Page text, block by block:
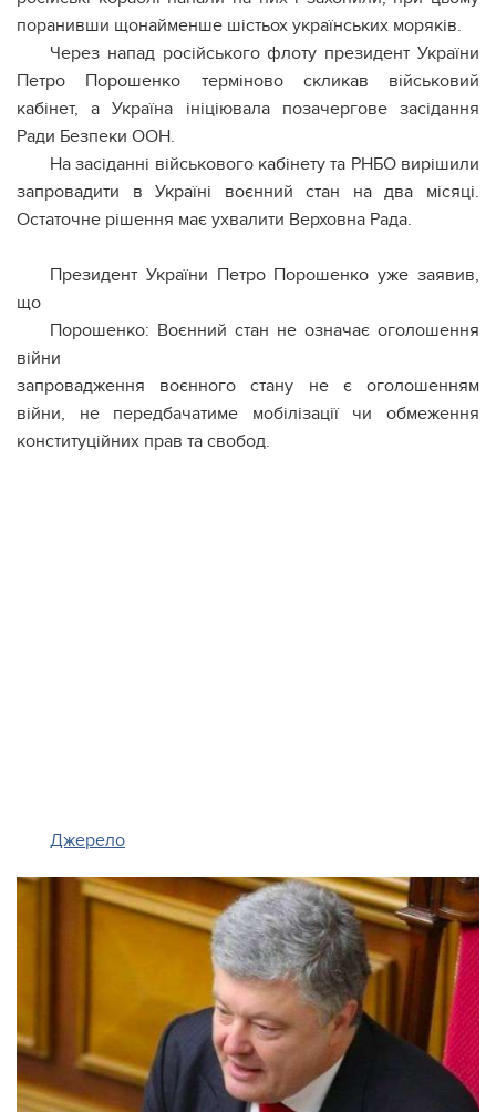
поранивши щонайменше шістьох українських моряків.
Через напад російського флоту президент України
Петро Порошенко терміново скликав військовий
кабінет, а Україна ініціювала позачергове засідання
Ради Безпеки ООН.
На засіданні військового кабінету та РНБО вирішили
запровадити в Україні воєнний стан на два місяці.
Остаточне рішення має ухвалити Верховна Рада.
Президент України Петро Порошенко уже заявив,
що
Порошенко: Воєнний стан не означає оголошення
війни
запровадження воєнного стану не є оголошенням
війни, не передбачатиме мобілізації чи обмеження
конституційних прав та свобод.
Джерело